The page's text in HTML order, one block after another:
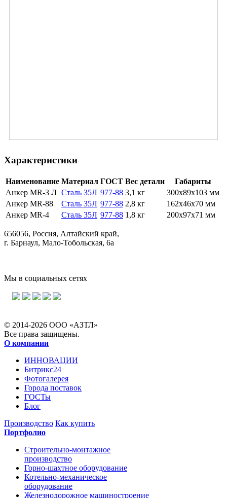
Характеристики
Наименование Материал ГОСТ Вес детали
Габариты
Анкер MR-3 Л Сталь 35Л 977-88 3,1 кг
300х89х103 мм
Анкер MR-88
Сталь 35Л 977-88 2,8 кг
162x46x70 мм
Анкер MR-4
Сталь 35Л 977-88 1,8 кг 200x97x71 мм
656056, Россия, Алтайский край,
г. Барнаул, Мало-Тобольская, 6а
Мы в социальных сетях
© 2014-2026 ООО «АЗТЛ»
Все права защищены.
О компании
ИННОВАЦИИ
Битрикс24
Фотогалерея
Города поставок
ГОСТы
Блог
Производство Как купить
Портфолио
Строительно-монтажное
производство
Горно-шахтное оборудование
Котельно-механическое
оборудование
Железнодорожное машиностроение